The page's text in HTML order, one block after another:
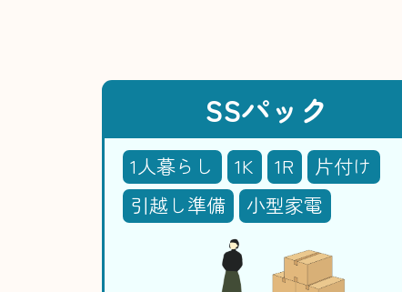
SSパック
1人暮らし 1K 1R
片付け
引越し準備
小型家電